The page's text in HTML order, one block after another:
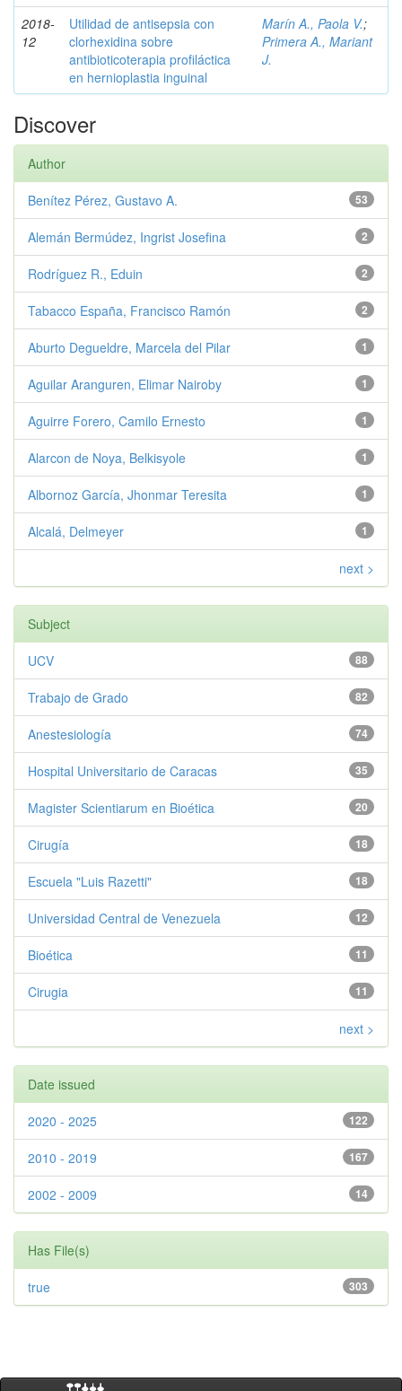
2018-
12
Utilidad de antisepsia con
clorhexidina sobre
antibioticoterapia profiláctica
en hernioplastia inguinal
Marín A., Paola V.;
Primera A., Mariant
J.
Discover
Author
53
Benítez Pérez, Gustavo A.
2
Alemán Bermúdez, Ingrist Josefina
2
Rodríguez R., Eduin
2
Tabacco España, Francisco Ramón
1
Aburto Degueldre, Marcela del Pilar
1
Aguilar Aranguren, Elimar Nairoby
1
Aguirre Forero, Camilo Ernesto
1
Alarcon de Noya, Belkisyole
1
Albornoz García, Jhonmar Teresita
1
Alcalá, Delmeyer
next >
Subject
88
UCV
82
Trabajo de Grado
74
Anestesiología
35
Hospital Universitario de Caracas
20
Magister Scientiarum en Bioética
18
Cirugía
18
Escuela "Luis Razetti"
12
Universidad Central de Venezuela
11
Bioética
11
Cirugia
next >
Date issued
122
2020 - 2025
167
2010 - 2019
14
2002 - 2009
Has File(s)
303
true